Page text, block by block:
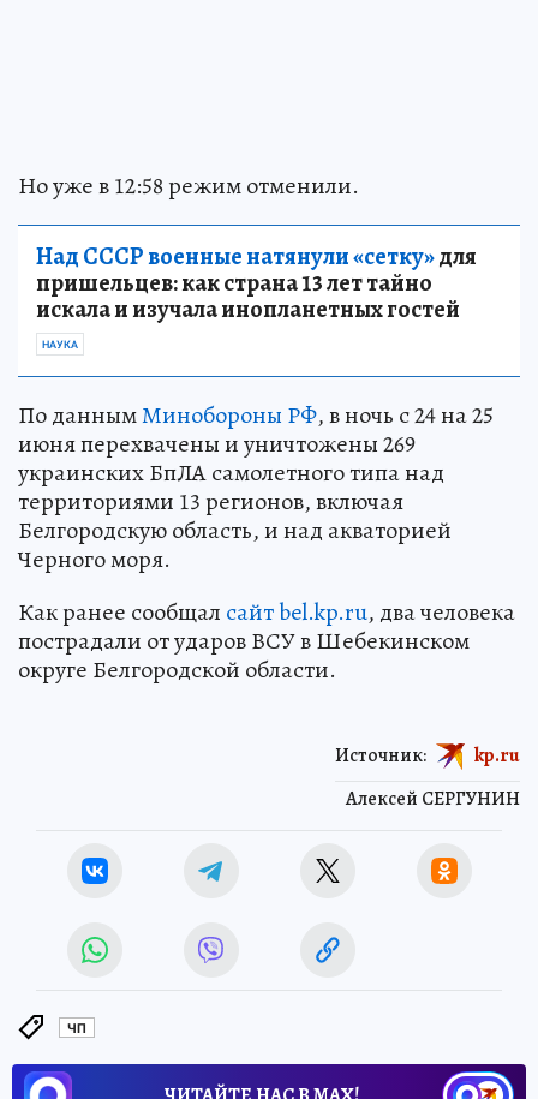
Но уже в 12:58 режим отменили.
Над СССР военные натянули «сетку»для
пришельцев: как страна 13 лет тайно
искала и изучала инопланетных гостей
НАУКА
По даннымМинобороны РФ, в ночь с 24 на 25
июня перехвачены и уничтожены 269
украинских БпЛА самолетного типа над
территориями 13 регионов, включая
Белгородскую область, и над акваторией
Черного моря.
Как ранее сообщал сайт bel.kp.ru, два человека
пострадали от ударов ВСУ в Шебекинском
округе Белгородской области.
Алексей СЕРГУНИН
Источник: kp.ru
ЧП